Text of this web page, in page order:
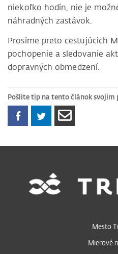
niekoľko hodín, nie je
náhradných zastávok.
Prosíme preto cestujúcich
pochopenie a sledovanie
dopravných obmedzení.
Pošlite tip na tento článok
Mesto
Mierové